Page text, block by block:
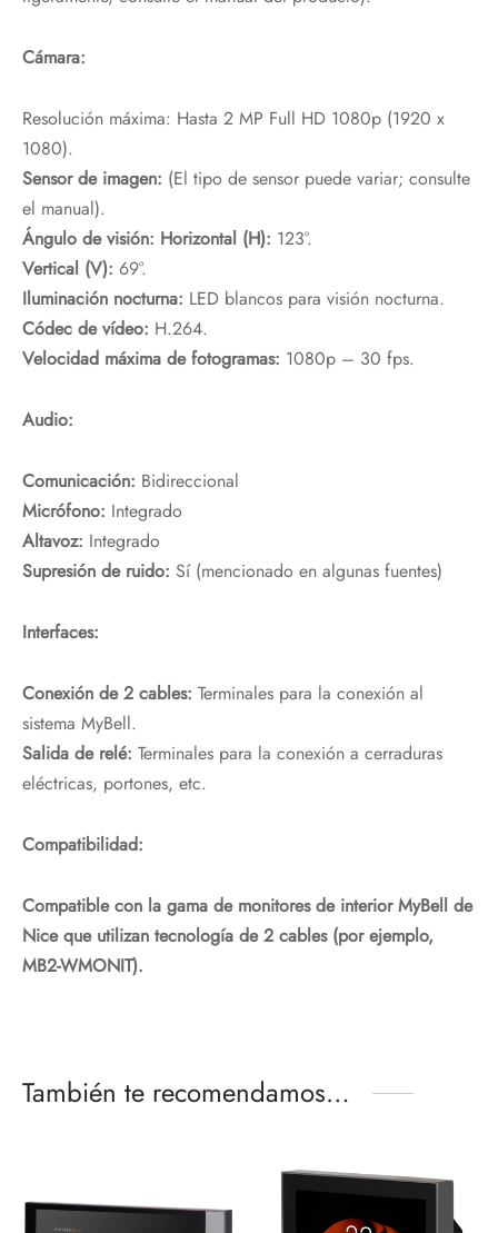
Cámara:
Resolución máxima: Hasta 2 MP Full HD 1080p (1920 x
1080).
Sensor de imagen: (El tipo de sensor puede variar; consulte
el manual).
Ángulo de visión: Horizontal (H): 123°.
Vertical (V): 69°.
Iluminación nocturna: LED blancos para visión nocturna.
Códec de vídeo: H.264.
Velocidad máxima de fotogramas: 1080p – 30 fps.
Audio:
Comunicación: Bidireccional
Micrófono: Integrado
Altavoz: Integrado
Supresión de ruido: Sí (mencionado en algunas fuentes)
Interfaces:
Conexión de 2 cables: Terminales para la conexión al
sistema MyBell.
Salida de relé: Terminales para la conexión a cerraduras
eléctricas, portones, etc.
Compatibilidad:
Compatible con la gama de monitores de interior MyBell de
Nice que utilizan tecnología de 2 cables (por ejemplo,
MB2-WMONIT).
También te recomendamos…